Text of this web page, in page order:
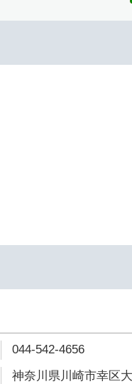
044-542-4656
神奈川県川崎市幸区